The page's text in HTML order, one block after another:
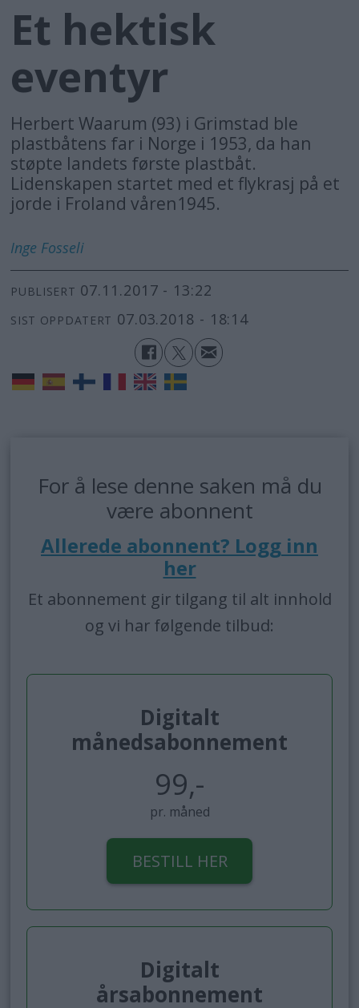
Et hektisk
eventyr
Herbert Waarum (93) i Grimstad ble
plastbåtens far i Norge i 1953, da han
støpte landets første plastbåt.
Lidenskapen startet med et flykrasj på et
jorde i Froland våren1945.
Inge Fosseli
PUBLISERT 07.11.2017 - 13:22
SIST OPPDATERT 07.03.2018 - 18:14
For å lese denne saken må du
være abonnent
Allerede abonnent? Logg inn
her
Et abonnement gir tilgang til alt innhold
og vi har følgende tilbud:
Digitalt
månedsabonnement
99,-
pr. måned
BESTILL HER
Digitalt
årsabonnement